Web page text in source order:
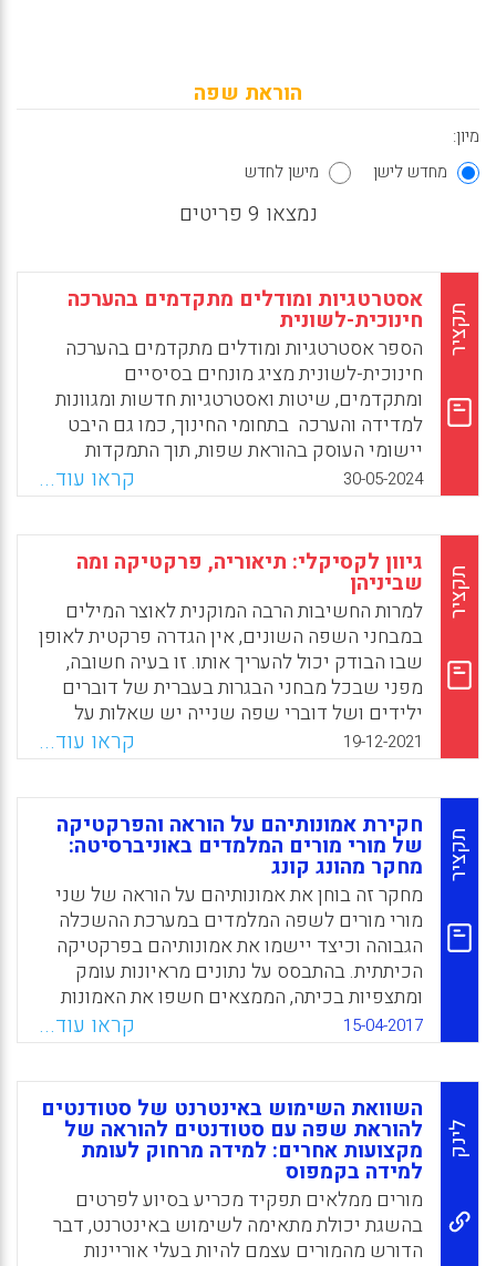
הוראת שפה
מיון:
מחדש לישן
מישן לחדש
נמצאו 9 פריטים
תקציר
אסטרטגיות ומודלים מתקדמים בהערכה
חינוכית-לשונית
הספר אסטרטגיות ומודלים מתקדמים בהערכה
חינוכית-לשונית מציג מונחים בסיסיים
ומתקדמים, שיטות ואסטרטגיות חדשות ומגוונות
למדידה והערכה בתחומי החינוך, כמו גם היבט
יישומי העוסק בהוראת שפות, תוך התמקדות
בשפה הערבית ובמיומנויות הקשורות לתחום זה.
הוא מיועד למורים בכלל ולמורים לשפות בפרט.
הספר נחשב למדריך למורי מורים במכללות
ולמרצים המכשירים סטודנטים באוניברסיטאות,
ומסייע להם בבניית השתלמויות דידקטיות
ופדגוגיות בתחומי החינוך הלשוני והוראת שפות.
WhatsApp
Facebook
Email
X
30-05-2024 קראו עוד...
תקציר
גיוון לקסיקלי: תיאוריה, פרקטיקה ומה
שביניהן
למרות החשיבות הרבה המוקנית לאוצר המילים
במבחני השפה השונים, אין הגדרה פרקטית לאופן
שבו הבודק יכול להעריך אותו. זו בעיה חשובה,
מפני שבכל מבחני הבגרות בעברית של דוברים
ילידים ושל דוברי שפה שנייה יש שאלות על
אוצר המילים ושאלות כתיבה שבהן נבדק
הלקסיקון. אוצר המילים אינו חשוב רק אצל
תלמידים, אלא גם אצל סטודנטים – הנדרשים
להפגין שליטה טובה בעברית כתנאי לקבלתם
במוסד (אם בבחינות הבגרות והפסיכומטרי
בעברית, ואם במבחן יע"ל).
WhatsApp
Facebook
Email
X
19-12-2021 קראו עוד...
תקציר
חקירת אמונותיהם על הוראה והפרקטיקה
של מורי מורים המלמדים באוניברסיטה:
מחקר מהונג קונג
מחקר זה בוחן את אמונותיהם על הוראה של שני
מורי מורים לשפה המלמדים במערכת ההשכלה
הגבוהה וכיצד יישמו את אמונותיהם בפרקטיקה
הכיתתית. בהתבסס על נתונים מראיונות עומק
ומתצפיות בכיתה, הממצאים חשפו את האמונות
המרובות והמורכבות של מורי המורים, שנבעו
מהתנסויות העבר שלהם והמשיכו להתעצב
ולהשתנות לאורך עבודתם המקצועית. המחקר גם
מראה שבעוד שהמשתתפים ניסו לפעול בהתאם
לאמונותיהם בהוראת המורים, הם נתקלו במספר
מכשולים הקשריים (לדוגמא, מערכת ה"פרסם או
היעלם") שהובילו לפער בין אמונותיהם לבין
הפרקטיקה שלהם (Yuan, Eric Rui, 2017).
WhatsApp
Facebook
Email
X
15-04-2017 קראו עוד...
לינק
השוואת השימוש באינטרנט של סטודנטים
להוראת שפה עם סטודנטים להוראה של
מקצועות אחרים: למידה מרחוק לעומת
למידה בקמפוס
מורים ממלאים תפקיד מכריע בסיוע לפרטים
בהשגת יכולת מתאימה לשימוש באינטרנט, דבר
הדורש מהמורים עצמם להיות בעלי אוריינות